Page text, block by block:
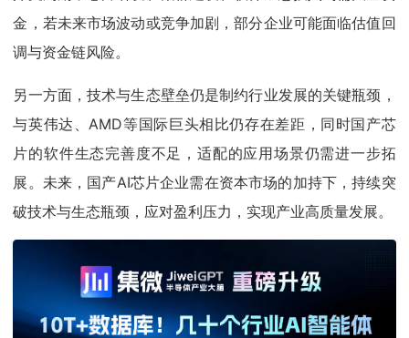
金，若未来市场波动或竞争加剧，部分企业可能面临估值回
调与资金链风险。
另一方面，技术与生态壁垒仍是制约行业发展的关键瓶颈，
与英伟达、AMD等国际巨头相比仍存在差距，同时国产芯
片的软件生态完善度不足，适配的应用场景仍需进一步拓
展。未来，国产AI芯片企业需在资本市场的加持下，持续突
破技术与生态瓶颈，应对盈利压力，实现产业高质量发展。